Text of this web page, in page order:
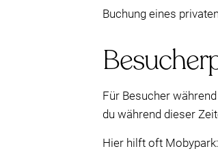
Buchung eines
Für Besucher
du während dieser
Hier hilft oft